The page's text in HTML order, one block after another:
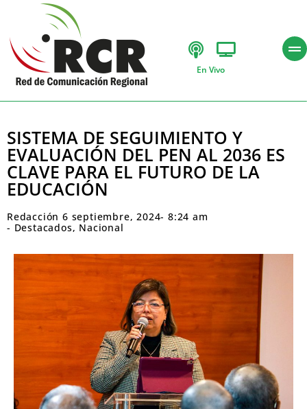
En Vivo
SISTEMA DE SEGUIMIENTO Y
EVALUACIÓN DEL PEN AL 2036 ES
CLAVE PARA EL FUTURO DE LA
EDUCACIÓN
Redacción 6 septiembre, 2024- 8:24 am
- Destacados, Nacional